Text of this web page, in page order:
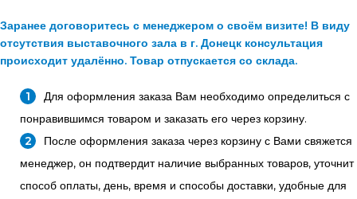
Заранее договоритесь с менеджером о своём визите! В виду
отсутствия выставочного зала в г. Донецк консультация
происходит удалённо. Товар отпускается со склада.
Для оформления заказа Вам необходимо определиться с
понравившимся товаром и заказать его через корзину.
После оформления заказа через корзину с Вами свяжется
менеджер, он подтвердит наличие выбранных товаров, уточнит
способ оплаты, день, время и способы доставки, удобные для